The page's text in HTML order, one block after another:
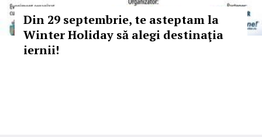
Din 29 septembrie, te asteptam la
Winter Holiday să alegi destinaţia
iernii!